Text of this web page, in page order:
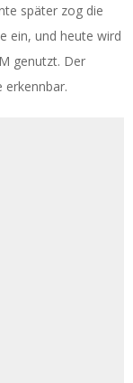
später zog die
ein, und heute wird
genutzt. Der
erkennbar.